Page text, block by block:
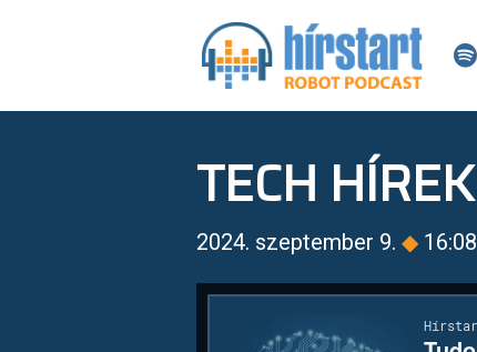
TECH HÍREK
2024. szeptember 9. ◆ 16:08